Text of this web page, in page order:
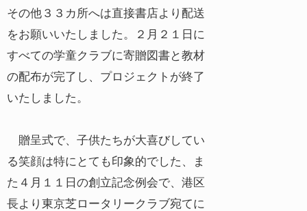
その他３３カ所へは直接書店より配送
をお願いいたしました。２月２１日に
すべての学童クラブに寄贈図書と教材
の配布が完了し、プロジェクトが終了
いたしました。
贈呈式で、子供たちが大喜びしてい
る笑顔は特にとても印象的でした、ま
た４月１１日の創立記念例会で、港区
長より東京芝ロータリークラブ宛てに